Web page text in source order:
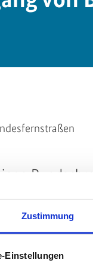
Zustimmung
Einstellungen
für
digitaler
und den